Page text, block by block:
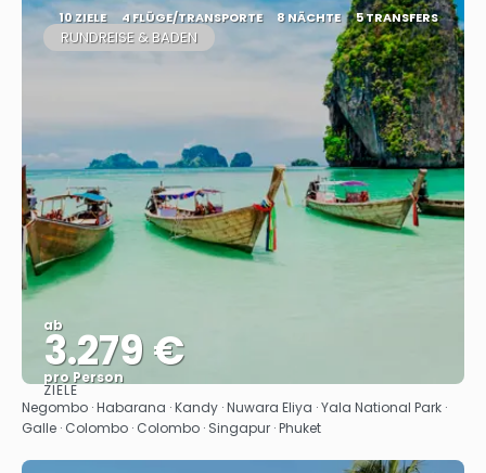
10 ZIELE 4 FLÜGE/TRANSPORTE 8 NÄCHTE 5 TRANSFERS
RUNDREISE & BADEN
ab
3.279 €
pro Person
Sehen
ZIELE
Negombo · Habarana · Kandy · Nuwara Eliya · Yala National Park ·
Galle · Colombo · Colombo · Singapur · Phuket